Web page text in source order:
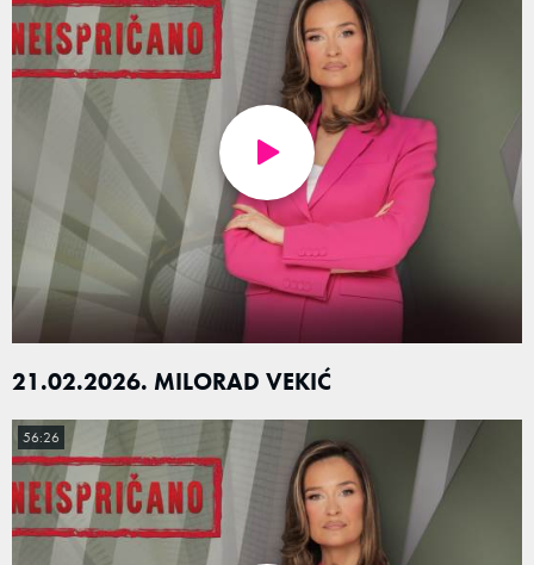
21.02.2026. MILORAD VEKIĆ
56:26